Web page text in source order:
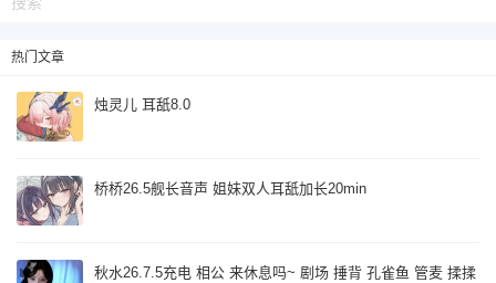
热门文章
烛灵儿 耳舐8.0
桥桥26.5舰长音声 姐妹双人耳舐加长20min
秋水26.7.5充电 相公 来休息吗~ 剧场 捶背 孔雀鱼 管麦 揉揉